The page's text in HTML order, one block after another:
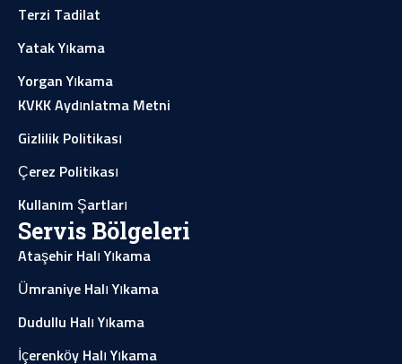
Terzi Tadilat
Yatak Yıkama
Yorgan Yıkama
KVKK Aydınlatma Metni
Gizlilik Politikası
Çerez Politikası
Kullanım Şartları
Servis Bölgeleri
Ataşehir Halı Yıkama
Ümraniye Halı Yıkama
Dudullu Halı Yıkama
İçerenköy Halı Yıkama